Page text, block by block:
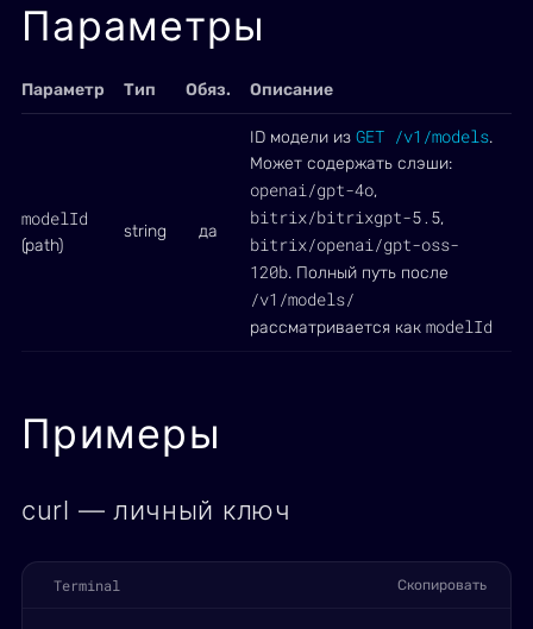
Параметры
Параметр Тип Обяз. Описание
modelId
(path)
string да
ID модели из GET /v1/models.
Может содержать слэши:
openai/gpt-4o,
bitrix/bitrixgpt-5.5,
bitrix/openai/gpt-oss-
120b. Полный путь после
/v1/models/
рассматривается как modelId
Примеры
curl — личный ключ
Terminal Скопировать